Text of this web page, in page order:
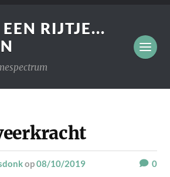
RIJTJE...
op08/10/2019 0